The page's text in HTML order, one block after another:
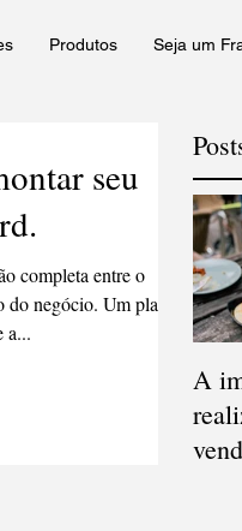
Produtos Seja um
seu
completa entre o
negócio. Um plano
a...
A